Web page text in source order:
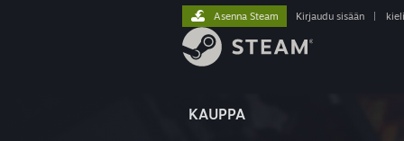
KAUPPA
Asenna Steam Kirjaudu sisään kieli